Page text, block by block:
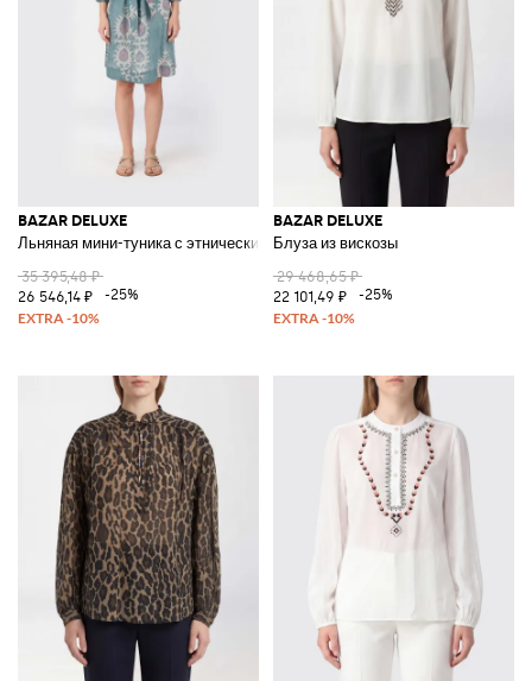
BAZAR DELUXE
Льняная мини-туника с этническим принтом и поясом
35 395,48 ₽
26 546,14 ₽
-25%
BAZAR DELUXE
Блуза из вискозы
29 468,65 ₽
22 101,49 ₽
-25%